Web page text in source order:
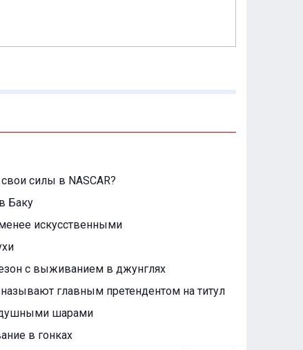
силы в NASCAR?
Баку
менее искусственными
с выживанием в джунглях
главным претендентом на титул
шарами
в гонках